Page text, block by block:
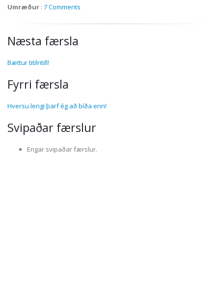
Umræður : 7 Comments
Næsta færsla
Bættur titilritill!
Fyrri færsla
Hversu lengi þarf ég að bíða enn!
Svipaðar færslur
Engar svipaðar færslur.